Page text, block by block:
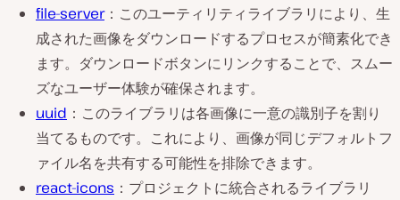
file-server：このユーティリティライブラリにより、生
成された画像をダウンロードするプロセスが簡素化でき
ます。ダウンロードボタンにリンクすることで、スムー
ズなユーザー体験が確保されます。
uuid ：このライブラリは各画像に一意の識別子を割り
当てるものです。これにより、画像が同じデフォルトフ
ァイル名を共有する可能性を排除できます。
react-icons ：プロジェクトに統合されるライブラリ